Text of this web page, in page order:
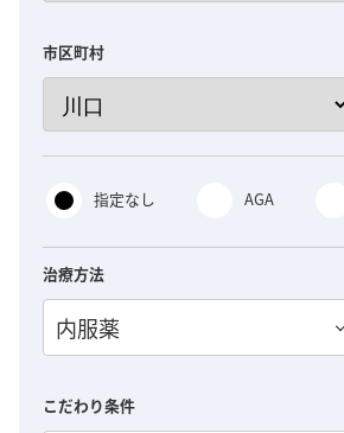
市区町村
指定なし AGA
治療方法
内服薬
こだわり条件